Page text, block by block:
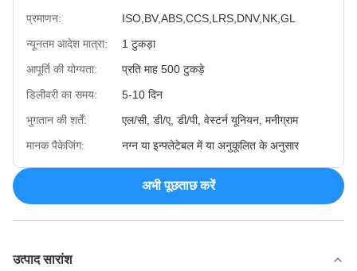
प्रमाणन:
ISO,BV,ABS,CCS,LRS,DNV,NK,GL
न्यूनतम आदेश मात्रा:
1 टुकड़ा
आपूर्ति की योग्यता:
प्रति माह 500 टुकड़े
डिलीवरी का समय:
5-10 दिन
भुगतान की शर्तें:
एल/सी, डी/ए, डी/पी, वेस्टर्न यूनियन, मनीग्राम
मानक पैकेजिंग:
नग्न या इन्फ्लेटेबल में या अनुकूलित के अनुसार
अभी पूछताछ करें
उत्पाद सारांश